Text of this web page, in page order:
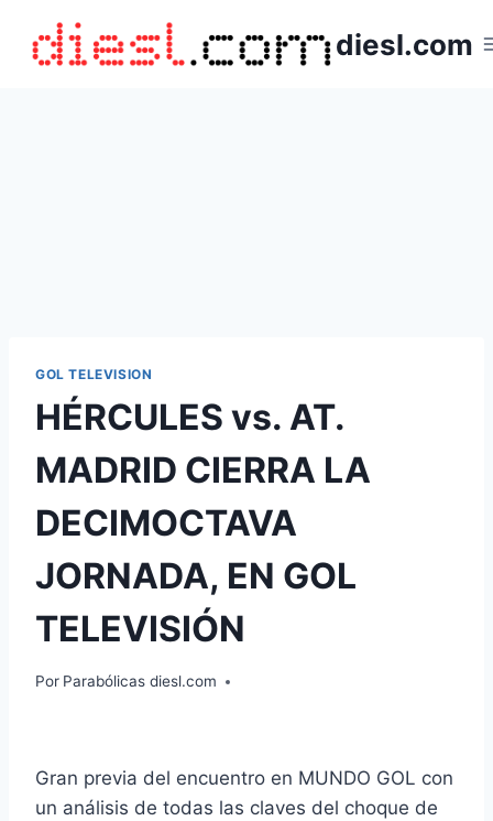
contenido
diesl.com
GOL TELEVISION
HÉRCULES vs. AT.
MADRID CIERRA LA
DECIMOCTAVA
JORNADA, EN GOL
TELEVISIÓN
Por Parabólicas diesl.com
Gran previa del encuentro en MUNDO GOL con
un análisis de todas las claves del choque de